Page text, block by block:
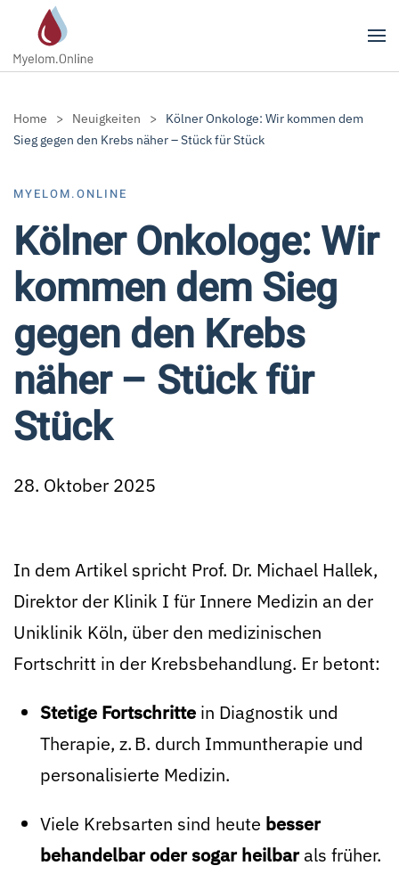
Zum Hauptinhalt springen
Home Neuigkeiten
Kölner Onkologe: Wir kommen dem
Sieg gegen den Krebs näher – Stück für Stück
MYELOM.ONLINE
Kölner Onkologe: Wir
kommen dem Sieg
gegen den Krebs
näher – Stück für
Stück
28. Oktober 2025
In dem Artikel spricht Prof. Dr. Michael Hallek,
Direktor der Klinik I für Innere Medizin an der
Uniklinik Köln, über den medizinischen
Fortschritt in der Krebsbehandlung. Er betont:
Stetige Fortschritte in Diagnostik und
Therapie, z. B. durch Immuntherapie und
personalisierte Medizin.
Viele Krebsarten sind heute besser
behandelbar oder sogar heilbarals früher.